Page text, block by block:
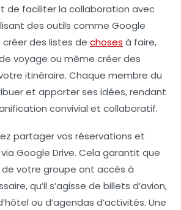
de faciliter la collaboration avec
des outils comme Google
créer des listes de choses à faire,
voyage ou même créer des
itinéraire. Chaque membre du
et apporter ses idées, rendant
convivial et collaboratif.
partager vos réservations et
Google Drive. Cela garantit que
votre groupe ont accès à
qu’il s’agisse de billets d’avion,
ou d’agendas d’activités. Une